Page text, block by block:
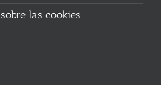
las cookies